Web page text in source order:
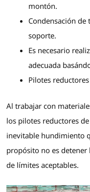
montón.
Condensación
soporte.
Es necesario
adecuada
Pilotes
Al trabajar con
los pilotes reductores
inevitable hundimiento
propósito no es
de límites aceptables.